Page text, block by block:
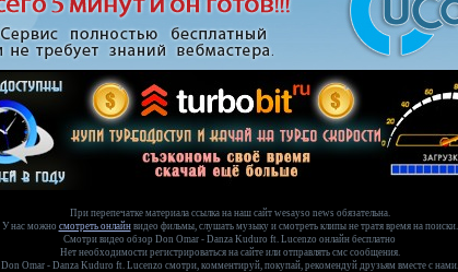
При перепечатке материала ссылка на наш сайт wesayso news обязательна.
У нас можно смотреть онлайнвидео фильмы, слушать музыку и смотреть клипы не тратя время на поиски.
Смотри видео обзор Don Omar - Danza Kuduro ft. Lucenzo онлайн бесплатно
Нет необходимости регистрироваться на сайте или отправлять смс сообщения.
Don Omar - Danza Kuduro ft. Lucenzo смотри, комментируй, покупай, рекомендуй друзьям вместе с нами.